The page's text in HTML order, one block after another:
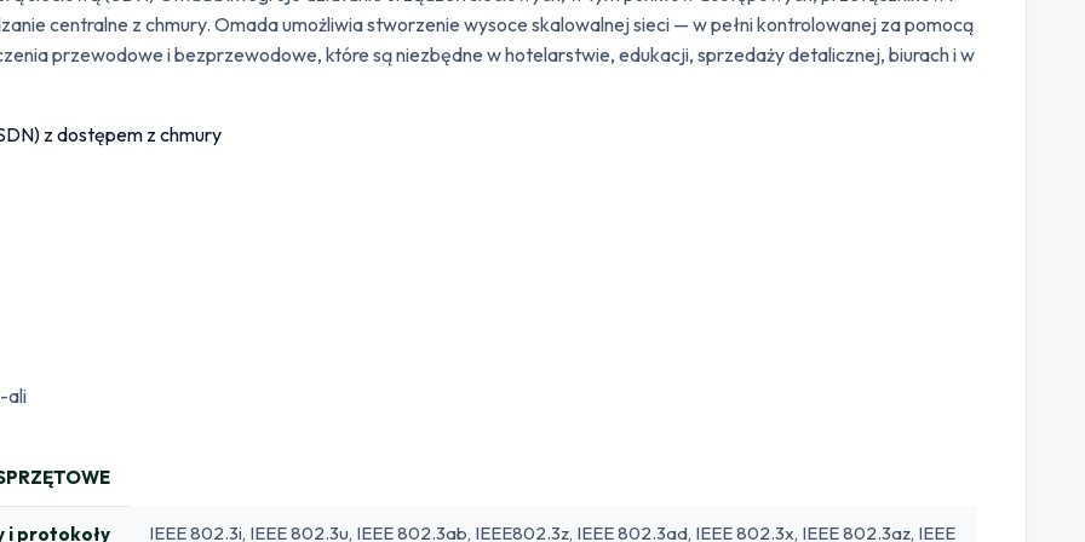
centralne z chmury. Omada umożliwia stworzenie wysoce skalowalnej sieci — w pełni kontrolowanej za pomocą
przewodowe i bezprzewodowe, które są niezbędne w hotelarstwie, edukacji, sprzedaży detalicznej, biurach i w
ali
i protokoły IEEE 802.3i, IEEE 802.3u, IEEE 802.3ab, IEEE802.3z, IEEE 802.3ad, IEEE 802.3x, IEEE 802.3az, IEEE